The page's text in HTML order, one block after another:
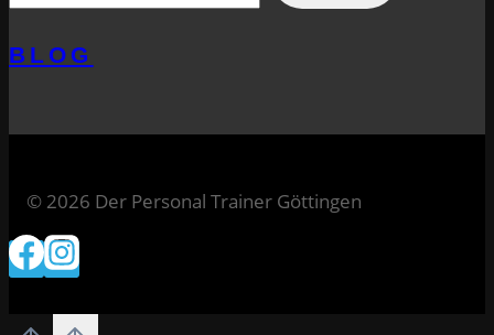
BLOG
© 2026 Der Personal Trainer Göttingen